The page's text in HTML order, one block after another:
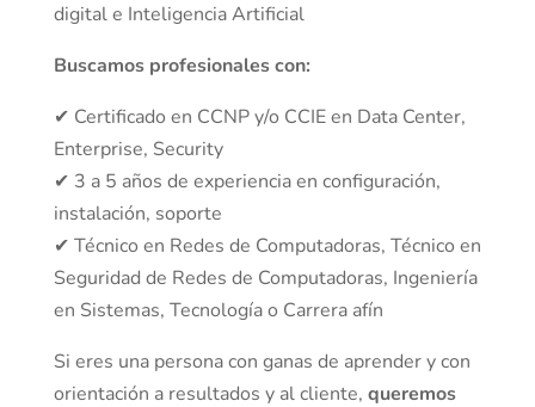
digital e Inteligencia Artificial
Buscamos profesionales con:
✔ Certificado en CCNP y/o CCIE en Data Center,
Enterprise, Security
✔ 3 a 5 años de experiencia en configuración,
instalación, soporte
✔ Técnico en Redes de Computadoras, Técnico en
Seguridad de Redes de Computadoras, Ingeniería
en Sistemas, Tecnología o Carrera afín
Si eres una persona con ganas de aprender y con
orientación a resultados y al cliente, queremos